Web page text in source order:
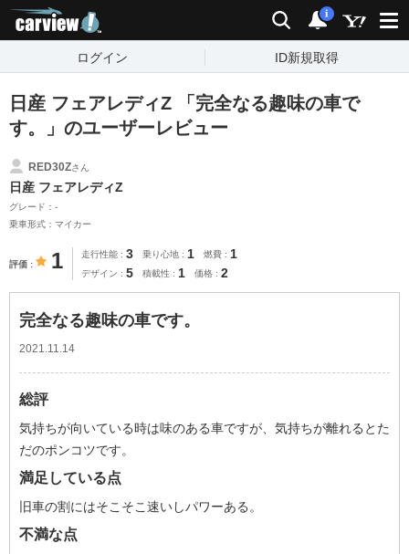
検索 通知
i
ログイン ID新規取得
日産 フェアレディZ 「完全なる趣味の車で
す。」のユーザーレビュー
RED30Zさん
日産 フェアレディZ
グレード：-
乗車形式：マイカー
評価 1 走行性能 3 乗り心地 1 燃費 1
デザイン 5 積載性 1 価格 2
完全なる趣味の車です。
2021.11.14
総評
気持ちが向いている時は味のある車ですが、気持ちが離れるとた
だのポンコツです。
満足している点
旧車の割にはそこそこ速いしパワーある。
不満な点